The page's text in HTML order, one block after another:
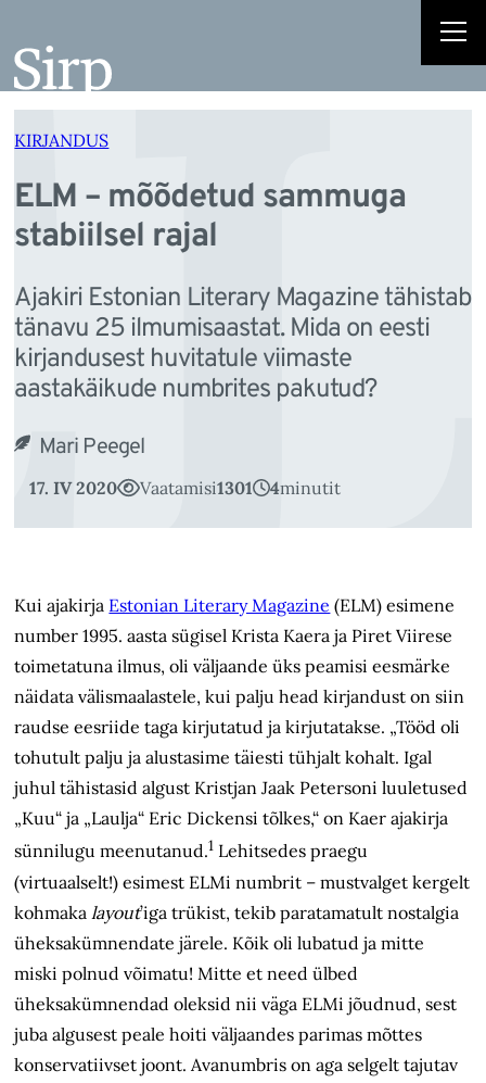
juurde
KIRJANDUS
ELM – mõõdetud sammuga
stabiilsel rajal
Ajakiri Estonian Literary Magazine tähistab
tänavu 25 ilmumisaastat. Mida on eesti
kirjandusest huvitatule viimaste
aastakäikude numbrites pakutud?
Mari Peegel
17. IV 2020 Vaatamisi1301 4minutit
Kui ajakirja Estonian Literary Magazine (ELM) esimene
number 1995. aasta sügisel Krista Kaera ja Piret Viirese
toimetatuna ilmus, oli väljaande üks peamisi eesmärke
näidata välismaalastele, kui palju head kirjandust on siin
raudse eesriide taga kirjutatud ja kirjutatakse. „Tööd oli
tohutult palju ja alustasime täiesti tühjalt kohalt. Igal
juhul tähistasid algust Kristjan Jaak Petersoni luuletused
„Kuu“ ja „Laulja“ Eric Dickensi tõlkes,“ on Kaer ajakirja
sünnilugu meenutanud.1 Lehitsedes praegu
(virtuaalselt!) esimest ELMi numbrit – mustvalget kergelt
kohmaka layout’iga trükist, tekib paratamatult nostalgia
üheksakümnendate järele. Kõik oli lubatud ja mitte
miski polnud võimatu! Mitte et need ülbed
üheksakümnendad oleksid nii väga ELMi jõudnud, sest
juba algusest peale hoiti väljaandes parimas mõttes
konservatiivset joont. Avanumbris on aga selgelt tajutav